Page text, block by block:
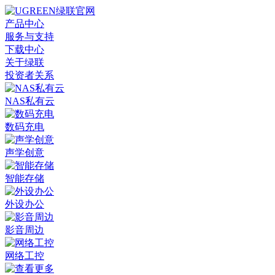
产品中心
服务与支持
下载中心
关于绿联
投资者关系
NAS私有云
数码充电
声学创意
智能存储
外设办公
影音周边
网络工控